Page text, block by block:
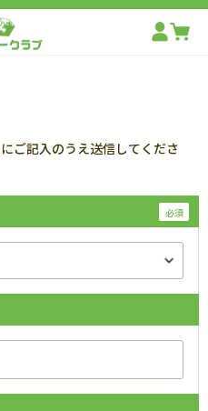
ご記入のうえ送信してくださ